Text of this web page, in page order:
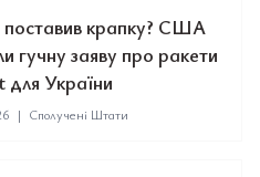
крапку? США
гучну заяву про ракети
України
| Сполучені Штати